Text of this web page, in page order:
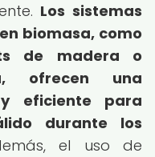
Los sistemas
biomasa, como
de madera o
ofrecen una
eficiente para
durante los
el uso de